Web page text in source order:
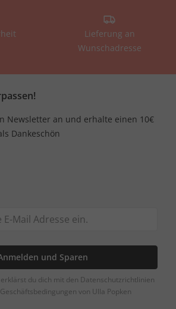
Lieferung an
Wunschadresse
Newsletter an und erhalte einen 10€
Dankeschön
und Sparen
du dich mit den Datenschutzrichtlinien
von Ulla Popken